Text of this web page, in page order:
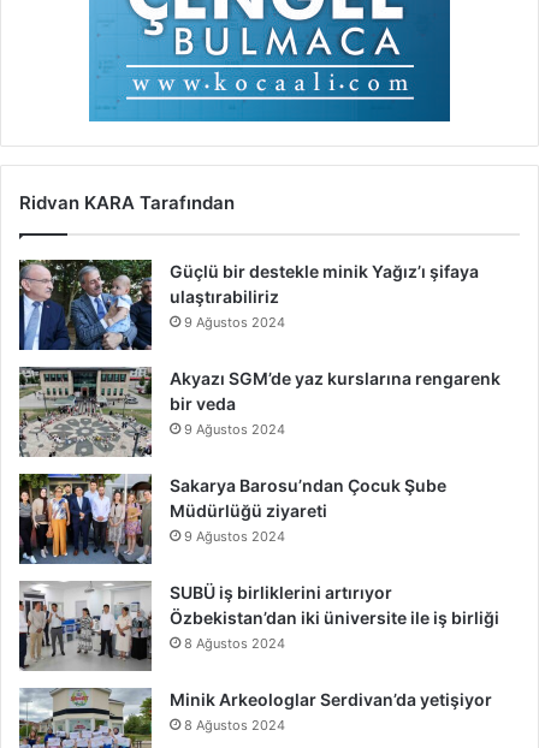
Ridvan KARA Tarafından
Güçlü bir destekle minik Yağız’ı şifaya
ulaştırabiliriz
9 Ağustos 2024
Akyazı SGM’de yaz kurslarına rengarenk
bir veda
9 Ağustos 2024
Sakarya Barosu’ndan Çocuk Şube
Müdürlüğü ziyareti
9 Ağustos 2024
SUBÜ iş birliklerini artırıyor
Özbekistan’dan iki üniversite ile iş birliği
8 Ağustos 2024
Minik Arkeologlar Serdivan’da yetişiyor
8 Ağustos 2024